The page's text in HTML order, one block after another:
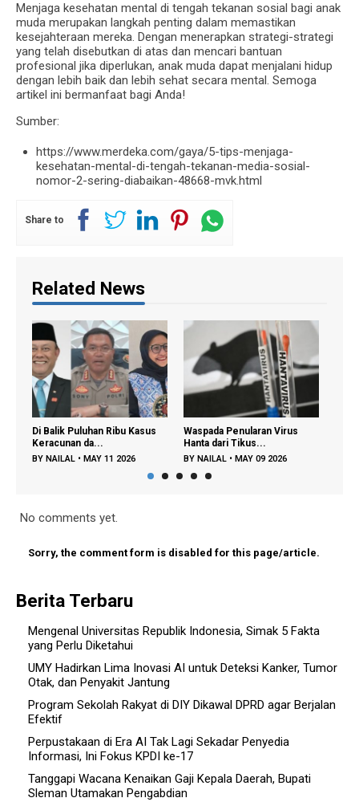
Menjaga kesehatan mental di tengah tekanan sosial bagi anak
muda merupakan langkah penting dalam memastikan
kesejahteraan mereka. Dengan menerapkan strategi-strategi
yang telah disebutkan di atas dan mencari bantuan
profesional jika diperlukan, anak muda dapat menjalani hidup
dengan lebih baik dan lebih sehat secara mental. Semoga
artikel ini bermanfaat bagi Anda!
Sumber:
https://www.merdeka.com/gaya/5-tips-menjaga-
kesehatan-mental-di-tengah-tekanan-media-sosial-
nomor-2-sering-diabaikan-48668-mvk.html
Share to
Related News
Di Balik Puluhan Ribu Kasus
Keracunan da...
BY NAILAL • MAY 11 2026
Waspada Penularan Virus
Hanta dari Tikus...
BY NAILAL • MAY 09 2026
No comments yet.
Sorry, the comment form is disabled for this page/article.
Berita Terbaru
Mengenal Universitas Republik Indonesia, Simak 5 Fakta
yang Perlu Diketahui
UMY Hadirkan Lima Inovasi AI untuk Deteksi Kanker, Tumor
Otak, dan Penyakit Jantung
Program Sekolah Rakyat di DIY Dikawal DPRD agar Berjalan
Efektif
Perpustakaan di Era AI Tak Lagi Sekadar Penyedia
Informasi, Ini Fokus KPDI ke-17
Tanggapi Wacana Kenaikan Gaji Kepala Daerah, Bupati
Sleman Utamakan Pengabdian